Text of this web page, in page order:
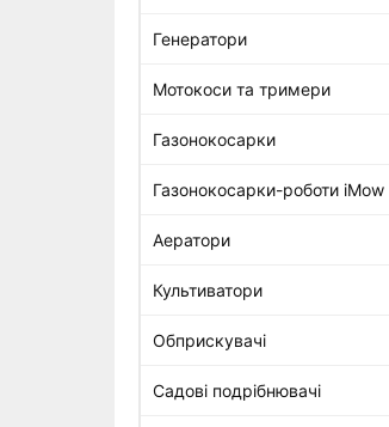
Генератори
Мотокоси та тримери
Газонокосарки
Газонокосарки-роботи iMow
Аератори
Культиватори
Обприскувачі
Садові подрібнювачі
Нерухоме сопло 0.46
180, MS 210 (1123-121-